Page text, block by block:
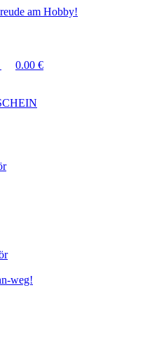
am Hobby!
0.00 €
weg!